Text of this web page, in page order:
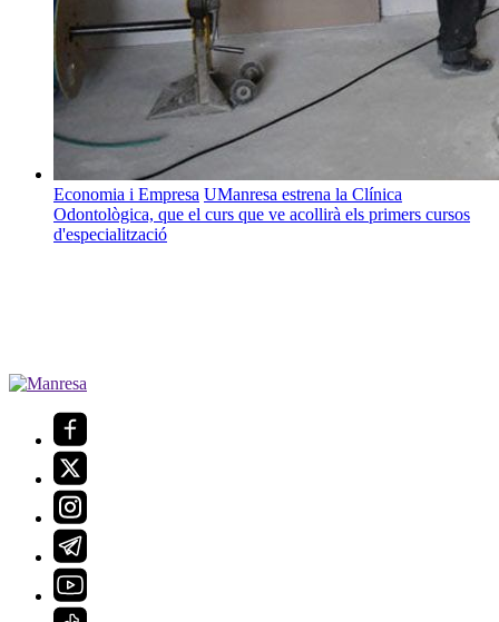
Economia i Empresa UManresa estrena la Clínica
Odontològica, que el curs que ve acollirà els primers cursos
d'especialització